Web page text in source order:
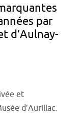
par
d’Aulnay-
et
d’Aurillac.